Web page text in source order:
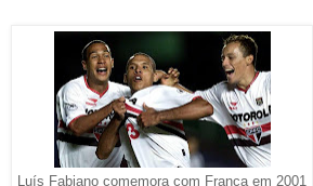
Luís Fabiano comemora com França em 2001